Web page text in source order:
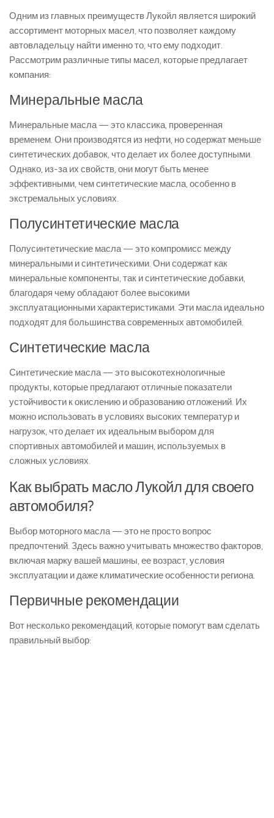
Одним из главных преимуществ Лукойл является широкий
ассортимент моторных масел, что позволяет каждому
автовладельцу найти именно то, что ему подходит.
Рассмотрим различные типы масел, которые предлагает
компания:
Минеральные масла
Минеральные масла — это классика, проверенная
временем. Они производятся из нефти, но содержат меньше
синтетических добавок, что делает их более доступными.
Однако, из-за их свойств, они могут быть менее
эффективными, чем синтетические масла, особенно в
экстремальных условиях.
Полусинтетические масла
Полусинтетические масла — это компромисс между
минеральными и синтетическими. Они содержат как
минеральные компоненты, так и синтетические добавки,
благодаря чему обладают более высокими
эксплуатационными характеристиками. Эти масла идеально
подходят для большинства современных автомобилей.
Синтетические масла
Синтетические масла — это высокотехнологичные
продукты, которые предлагают отличные показатели
устойчивости к окислению и образованию отложений. Их
можно использовать в условиях высоких температур и
нагрузок, что делает их идеальным выбором для
спортивных автомобилей и машин, используемых в
сложных условиях.
Как выбрать масло Лукойл для своего
автомобиля?
Выбор моторного масла — это не просто вопрос
предпочтений. Здесь важно учитывать множество факторов,
включая марку вашей машины, ее возраст, условия
эксплуатации и даже климатические особенности региона.
Первичные рекомендации
Вот несколько рекомендаций, которые помогут вам сделать
правильный выбор: